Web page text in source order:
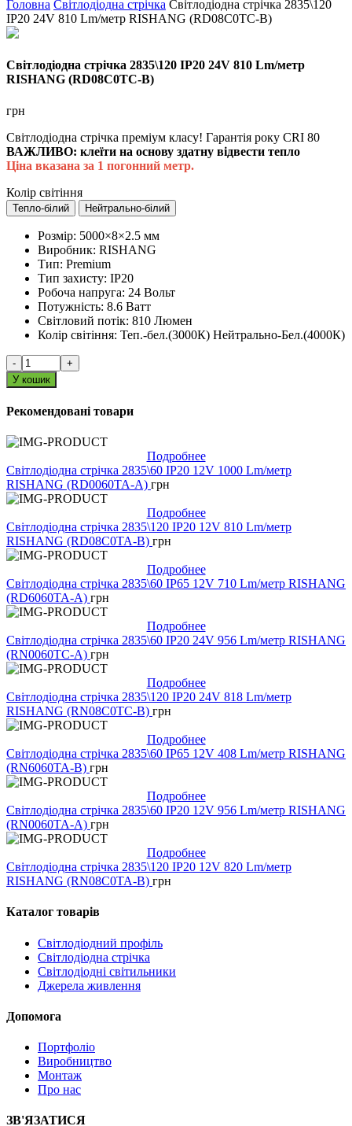
Головна Світлодіодна стрічка Світлодіодна стрічка 2835\120
IP20 24V 810 Lm/метр RISHANG (RD08C0TC-B)
Світлодіодна стрічка 2835\120 IP20 24V 810 Lm/метр
RISHANG (RD08C0TC-B)
грн
Світлодіодна стрічка преміум класу! Гарантія року CRI 80
ВАЖЛИВО: клеїти на основу здатну відвести тепло
Ціна вказана за 1 погонний метр.
Колір світіння
Тепло-білий Нейтрально-білий
Розмір: 5000×8×2.5 мм
Виробник: RISHANG
Тип: Premium
Тип захисту: IP20
Робоча напруга: 24 Вольт
Потужність: 8.6 Ватт
Світловий потік: 810 Люмен
Колір світіння: Теп.-бел.(3000К) Нейтрально-Бел.(4000К)
-
+
У кошик
Рекомендовані товари
Подробнее
Світлодіодна стрічка 2835\60 IP20 12V 1000 Lm/метр
RISHANG (RD0060TA-A) грн
Подробнее
Світлодіодна стрічка 2835\120 IP20 12V 810 Lm/метр
RISHANG (RD08C0TA-B) грн
Подробнее
Світлодіодна стрічка 2835\60 IP65 12V 710 Lm/метр RISHANG
(RD6060TA-A) грн
Подробнее
Світлодіодна стрічка 2835\60 IP20 24V 956 Lm/метр RISHANG
(RN0060TC-A) грн
Подробнее
Світлодіодна стрічка 2835\120 IP20 24V 818 Lm/метр
RISHANG (RN08C0TC-B) грн
Подробнее
Світлодіодна стрічка 2835\60 IP65 12V 408 Lm/метр RISHANG
(RN6060TA-B) грн
Подробнее
Світлодіодна стрічка 2835\60 IP20 12V 956 Lm/метр RISHANG
(RN0060TA-A) грн
Подробнее
Світлодіодна стрічка 2835\120 IP20 12V 820 Lm/метр
RISHANG (RN08C0TA-B) грн
Каталог товарів
Світлодіодний профіль
Світлодіодна стрічка
Світлодіодні світильники
Джерела живлення
Допомога
Портфоліо
Виробництво
Монтаж
Про нас
ЗВ'ЯЗАТИСЯ